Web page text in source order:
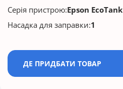
Серія пристрою:Epson EcoTank
Насадка для заправки:1
ДЕ ПРИДБАТИ ТОВАР